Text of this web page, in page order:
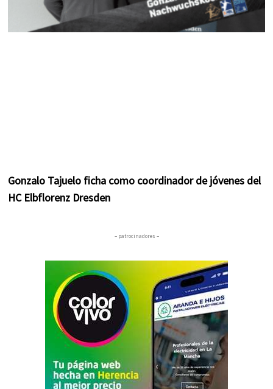
Gonzalo Tajuelo ficha como coordinador de jóvenes del
HC Elbflorenz Dresden
– patrocinadores –